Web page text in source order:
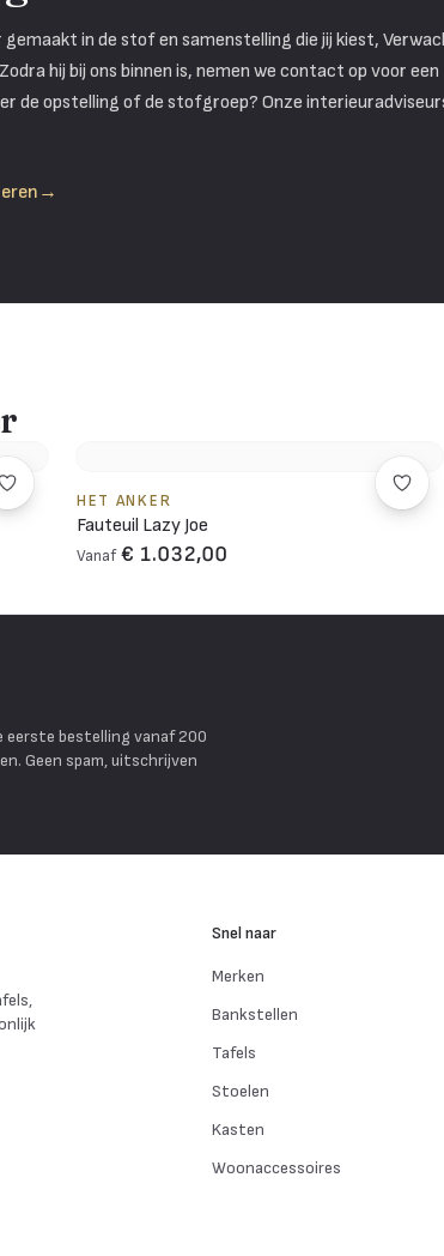
in de stof en samenstelling die jij kiest,
hij bij ons binnen is, nemen we contact op voor een
de opstelling of de stofgroep? Onze
→
HET ANKER
Fauteuil Lazy Joe
Vanaf € 1.032,00
eerste bestelling vanaf 200
Geen spam, uitschrijven
Snel naar
Merken
Bankstellen
Tafels
Stoelen
Kasten
Woonaccessoires